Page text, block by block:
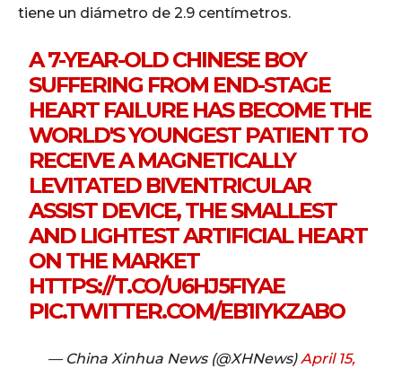
tiene un diámetro de 2.9 centímetros.
A 7-YEAR-OLD CHINESE BOY
SUFFERING FROM END-STAGE
HEART FAILURE HAS BECOME THE
WORLD'S YOUNGEST PATIENT TO
RECEIVE A MAGNETICALLY
LEVITATED BIVENTRICULAR
ASSIST DEVICE, THE SMALLEST
AND LIGHTEST ARTIFICIAL HEART
ON THE MARKET
HTTPS://T.CO/U6HJ5FIYAE
PIC.TWITTER.COM/EB1IYKZABO
— China Xinhua News (@XHNews) April 15,